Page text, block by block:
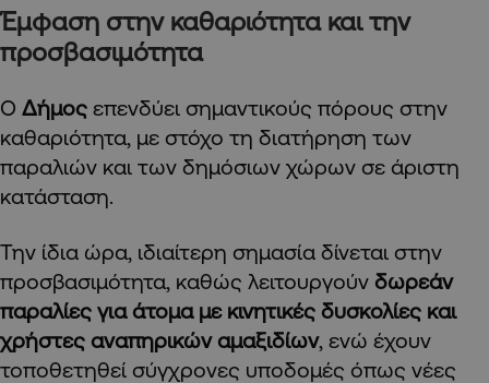
Έμφαση στην καθαριότητα και την
προσβασιμότητα
Ο Δήμος επενδύει σημαντικούς πόρους στην
καθαριότητα, με στόχο τη διατήρηση των
παραλιών και των δημόσιων χώρων σε άριστη
κατάσταση.
Την ίδια ώρα, ιδιαίτερη σημασία δίνεται στην
προσβασιμότητα, καθώς λειτουργούν δωρεάν
παραλίες για άτομα με κινητικές δυσκολίες και
χρήστες αναπηρικών αμαξιδίων, ενώ έχουν
τοποθετηθεί σύγχρονες υποδομές όπως νέες